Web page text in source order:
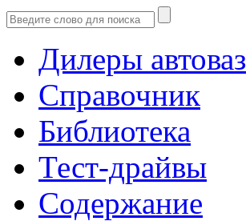
Дилеры автоваз
Справочник
Библиотека
Тест-драйвы
Содержание